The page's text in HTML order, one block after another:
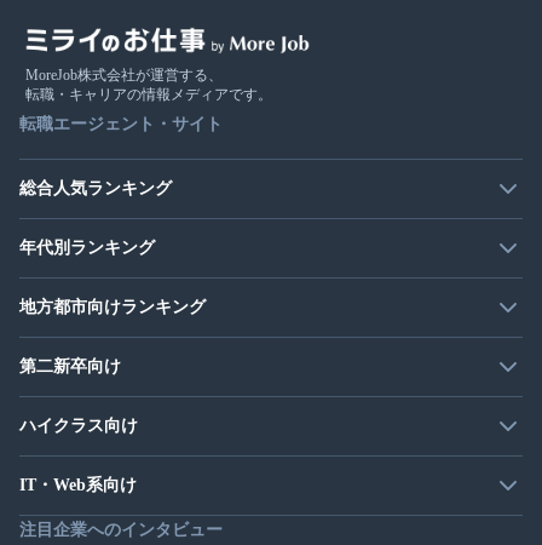
MoreJob株式会社が運営する、
転職・キャリアの情報メディアです。
転職エージェント・サイト
総合人気ランキング
年代別ランキング
地方都市向けランキング
第二新卒向け
ハイクラス向け
IT・Web系向け
注目企業へのインタビュー